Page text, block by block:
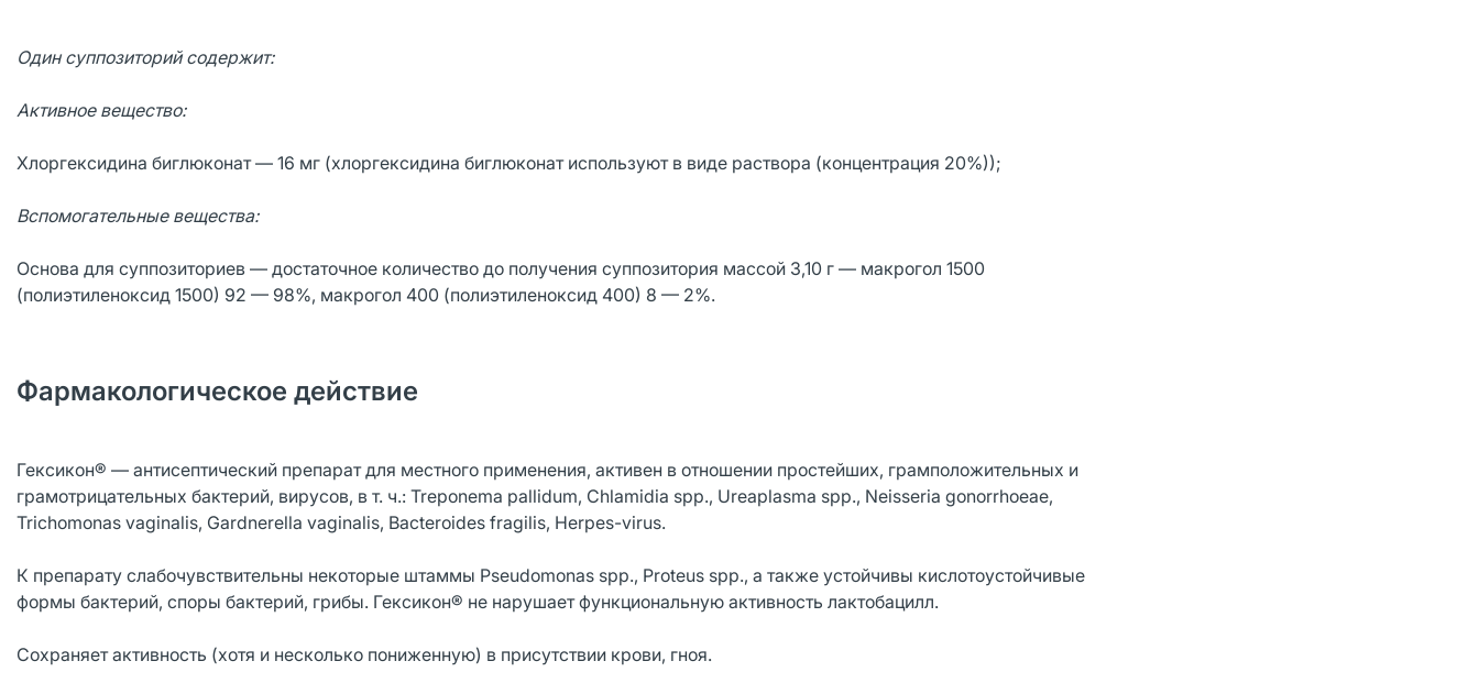
Один суппозиторий содержит:
Активное вещество:
Хлоргексидина биглюконат — 16 мг (хлоргексидина биглюконат используют в виде раствора (концентрация 20%));
Вспомогательные вещества:
Основа для суппозиториев — достаточное количество до получения суппозитория массой 3,10 г — макрогол 1500
(полиэтиленоксид 1500) 92 — 98%, макрогол 400 (полиэтиленоксид 400) 8 — 2%.
Фармакологическое действие
Гексикон® — антисептический препарат для местного применения, активен в отношении простейших, грамположительных и
грамотрицательных бактерий, вирусов, в т. ч.: Treponema pallidum, Chlamidia spp., Ureaplasma spp., Neisseria gonorrhoeae,
Trichomonas vaginalis, Gardnerella vaginalis, Bacteroides fragilis, Herpes-virus.
К препарату слабочувствительны некоторые штаммы Pseudomonas spp., Proteus spp., а также устойчивы кислотоустойчивые
формы бактерий, споры бактерий, грибы. Гексикон® не нарушает функциональную активность лактобацилл.
Сохраняет активность (хотя и несколько пониженную) в присутствии крови, гноя.